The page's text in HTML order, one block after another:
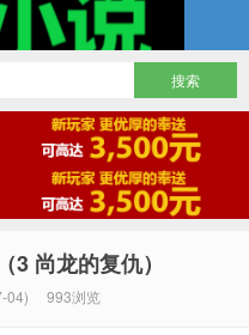
3 尚龙的复仇）
04) 993浏览